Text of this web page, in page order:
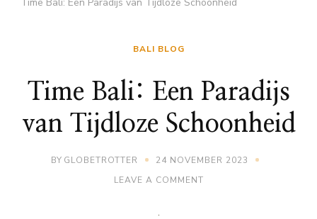
BALI BLOG
Time Bali: Een Paradijs
van Tijdloze Schoonheid
BY GLOBETROTTER
24 NOVEMBER 2023
LEAVE A COMMENTON